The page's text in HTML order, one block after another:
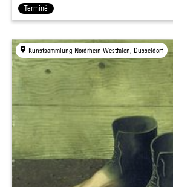
Terminé
Kunstsammlung Nordrhein-Westfalen, Düsseldorf